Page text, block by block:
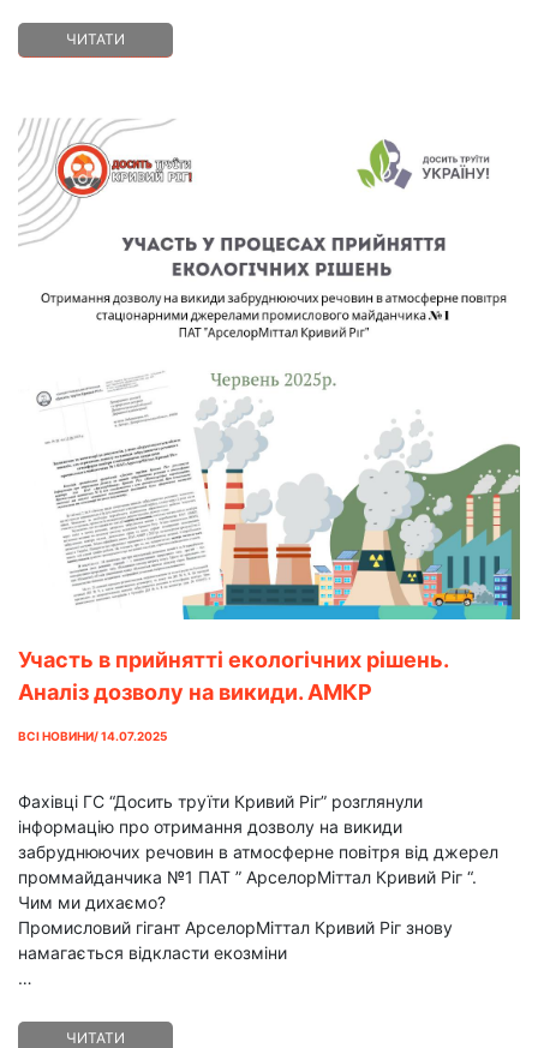
ЧИТАТИ
Участь в прийнятті екологічних рішень.
Аналіз дозволу на викиди. АМКР
ВСІ НОВИНИ/ 14.07.2025
Фахівці ГС “Досить труїти Кривий Ріг” розглянули
інформацію про отримання дозволу на викиди
забруднюючих речовин в атмосферне повітря від джерел
проммайданчика №1 ПАТ ” АрселорМіттал Кривий Ріг “.
Чим ми дихаємо?
Промисловий гігант АрселорМіттал Кривий Ріг знову
намагається відкласти екозміни
…
ЧИТАТИ